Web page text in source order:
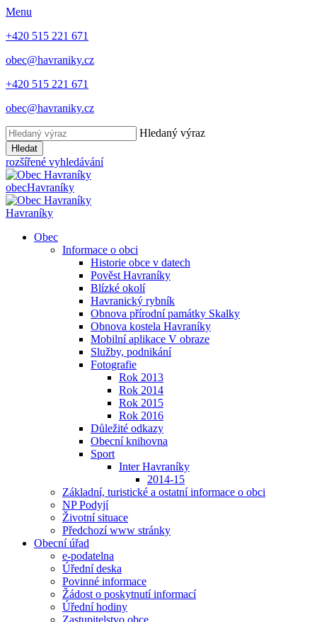
Menu
+420 515 221 671
obec@havraniky.cz
+420 515 221 671
obec@havraniky.cz
Hledaný výraz
Hledat
rozšířené vyhledávání
obecHavraníky
Havraníky
Obec
Informace o obci
Historie obce v datech
Pověst Havraníky
Blízké okolí
Havranický rybník
Obnova přírodní památky Skalky
Obnova kostela Havraníky
Mobilní aplikace V obraze
Služby, podnikání
Fotografie
Rok 2013
Rok 2014
Rok 2015
Rok 2016
Důležité odkazy
Obecní knihovna
Sport
Inter Havraníky
2014-15
Základní, turistické a ostatní informace o obci
NP Podyjí
Životní situace
Předchozí www stránky
Obecní úřad
e-podatelna
Úřední deska
Povinné informace
Žádost o poskytnutí informací
Úřední hodiny
Zastupitelstvo obce